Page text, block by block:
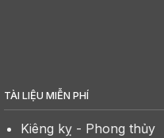
TÀI LIỆU MIỄN PHÍ
Kiêng kỵ - Phong thủy